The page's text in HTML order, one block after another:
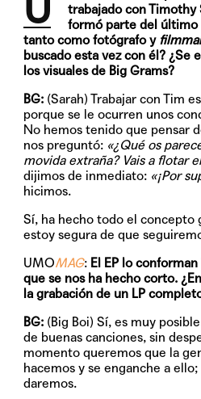
trabajado con Timothy
formó parte del último
tanto como fotógrafo y
buscado esta vez con él? ¿Se
los visuales de Big Grams?
BG: (Sarah) Trabajar con Tim
porque se le ocurren unos
No hemos tenido que pensar
nos preguntó: «¿Qué os
movida extraña? Vais a flotar
dijimos de inmediato: «¡Por
hicimos.
Sí, ha hecho todo el concepto
estoy segura de que
UMOMAG: El EP lo
que se nos ha hecho corto.
la grabación de un LP
BG: (Big Boi) Sí, es muy
de buenas canciones, sin
momento queremos que la
hacemos y se enganche a
daremos.